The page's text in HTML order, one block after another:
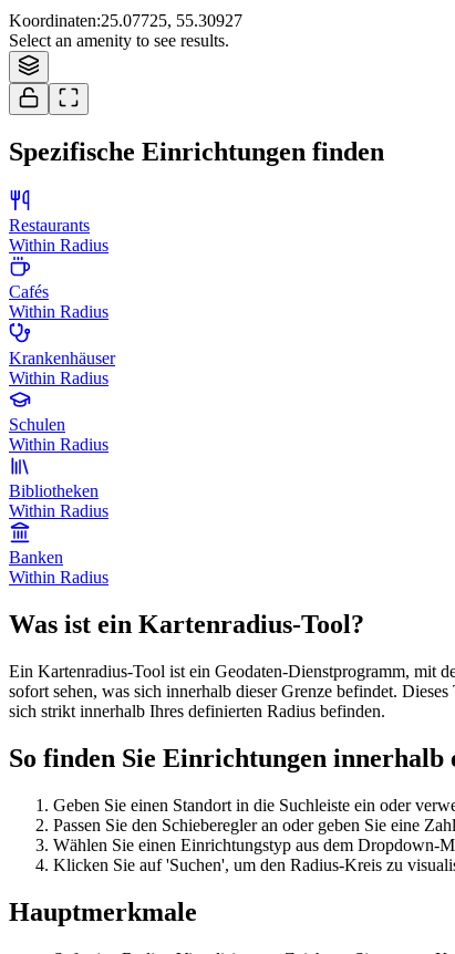
Koordinaten:25.07725, 55.30927
Select an amenity to see results.
Spezifische Einrichtungen finden
Restaurants
Within Radius
Cafés
Within Radius
Krankenhäuser
Within Radius
Schulen
Within Radius
Bibliotheken
Within Radius
Banken
Within Radius
Was ist ein Kartenradius-Tool?
Ein Kartenradius-Tool ist ein Geodaten-Dienstprogramm, mit
sofort sehen, was sich innerhalb dieser Grenze befindet.
sich strikt innerhalb Ihres definierten Radius befinden.
So finden Sie Einrichtungen innerhalb
Geben Sie einen Standort in die Suchleiste ein oder
Passen Sie den Schieberegler an oder geben Sie eine
Wählen Sie einen Einrichtungstyp aus dem Dropdown-
Klicken Sie auf 'Suchen', um den Radius-Kreis zu
Hauptmerkmale